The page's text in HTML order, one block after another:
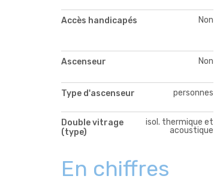
Accès handicapés Non
Ascenseur Non
Type d'ascenseur personnes
Double vitrage
(type)
isol. thermique et
acoustique
En chiffres